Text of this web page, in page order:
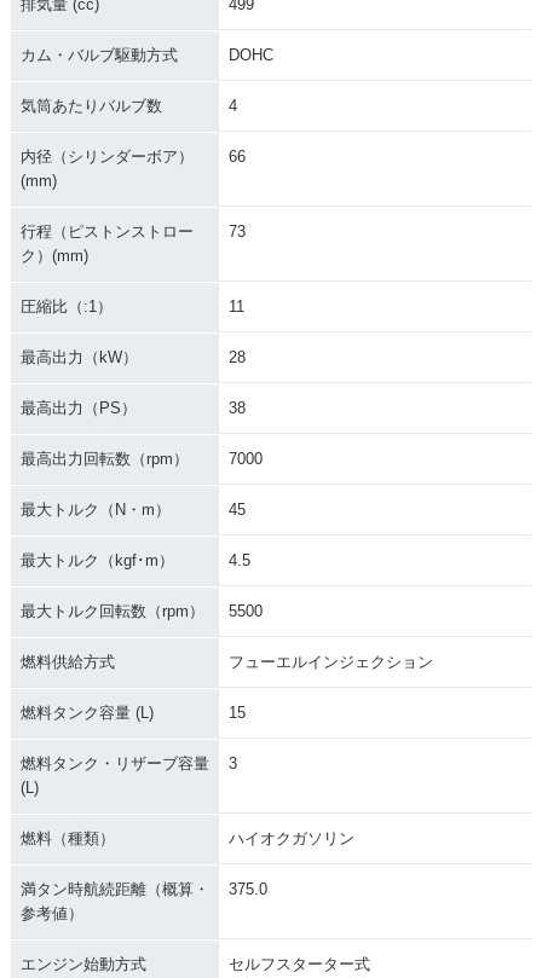
排気量 (cc) 499
カム・バルブ駆動方式 DOHC
気筒あたりバルブ数 4
内径（シリンダーボア）
(mm)
66
行程（ピストンストロー
ク）(mm)
73
圧縮比（:1） 11
最高出力（kW） 28
最高出力（PS） 38
最高出力回転数（rpm） 7000
最大トルク（N・m） 45
最大トルク（kgf･m） 4.5
最大トルク回転数（rpm） 5500
燃料供給方式 フューエルインジェクション
燃料タンク容量 (L) 15
燃料タンク・リザーブ容量
(L)
3
燃料（種類） ハイオクガソリン
満タン時航続距離（概算・
参考値）
375.0
エンジン始動方式 セルフスターター式